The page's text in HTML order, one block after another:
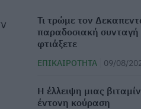
Τι τρώμε τον
παραδοσιακή συνταγή
φτιάξετε
ΕΠΙΚΑΙΡΌΤΗΤΑ 09/08/
⁠Η έλλειψη μιας
έντονη κούραση